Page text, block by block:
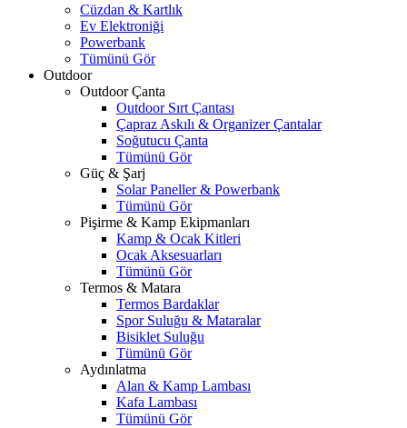
Cüzdan & Kartlık
Ev Elektroniği
Powerbank
Tümünü Gör
Outdoor
Outdoor Çanta
Outdoor Sırt Çantası
Çapraz Askılı & Organizer Çantalar
Soğutucu Çanta
Tümünü Gör
Güç & Şarj
Solar Paneller & Powerbank
Tümünü Gör
Pişirme & Kamp Ekipmanları
Kamp & Ocak Kitleri
Ocak Aksesuarları
Tümünü Gör
Termos & Matara
Termos Bardaklar
Spor Suluğu & Mataralar
Bisiklet Suluğu
Tümünü Gör
Aydınlatma
Alan & Kamp Lambası
Kafa Lambası
Tümünü Gör